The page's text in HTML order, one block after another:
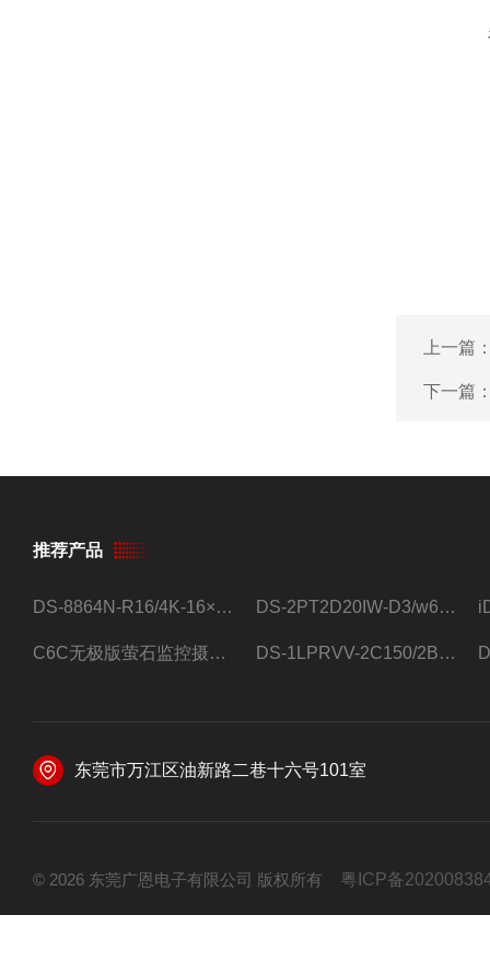
上一篇
下一篇
推荐产品
DS-8864N-R16/4K-16×4T/希捷16盘位录像机 DS-2PT2D20IW-D3/w64路高清硬盘录像机
C6C无极版萤石监控摄像头 DS-1LPRVV-2C150/2B监控室外夜视高清电源线护套线200米/卷
东莞市万江区油新路二巷十六号101室
© 2026 东莞广恩电子有限公司 版权所有 粤ICP备